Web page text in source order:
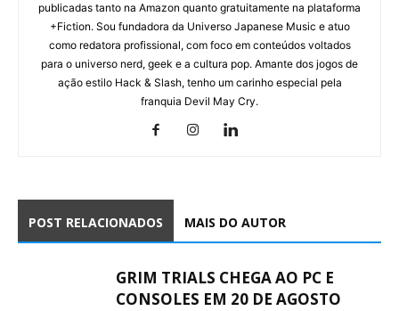
publicadas tanto na Amazon quanto gratuitamente na plataforma
+Fiction. Sou fundadora da Universo Japanese Music e atuo
como redatora profissional, com foco em conteúdos voltados
para o universo nerd, geek e a cultura pop. Amante dos jogos de
ação estilo Hack & Slash, tenho um carinho especial pela
franquia Devil May Cry.
POST RELACIONADOS MAIS DO AUTOR
GRIM TRIALS CHEGA AO PC E
CONSOLES EM 20 DE AGOSTO